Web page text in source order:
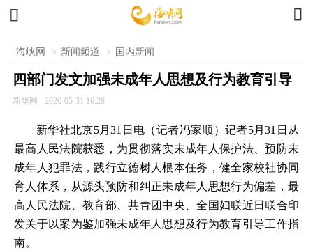
 
海峡网 > 新闻频道 > 国内新闻
四部门发文加强未成年人思想及行为教育引导
新华网 2026-05-31 16:28
新华社北京5月31日电（记者冯家顺）记者5月31日从
最高人民法院获悉，为贯彻落实未成年人保护法、预防未
成年人犯罪法，践行立德树人根本任务，健全家校社协同
育人体系，从源头预防和纠正未成年人思想行为偏差，最
高人民法院、教育部、共青团中央、全国妇联近日联合印
发关于以案为鉴加强未成年人思想及行为教育引导工作指
南。